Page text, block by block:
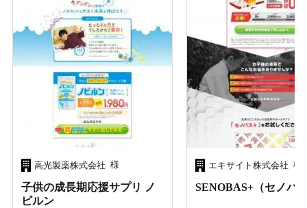
高光製薬株式会社 様
子供の成長期応援サプリ ノ
ビルン
エキサイト株式会社 様
SENOBAS+（セノバ